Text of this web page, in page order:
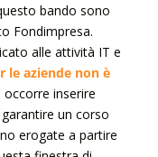
bando sono
Fondimpresa.
alle attività IT e
le aziende non è
occorre inserire
un corso
erogate a partire